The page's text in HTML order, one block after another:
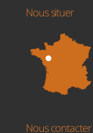
Nous situer
Nous contacter